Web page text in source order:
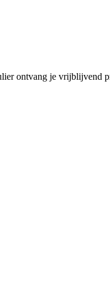
ontvang je vrijblijvend